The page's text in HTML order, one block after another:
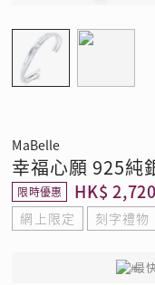
MaBelle
幸福心願 925純
限時優惠 HK$ 2,720
網上限定 刻字禮物
最